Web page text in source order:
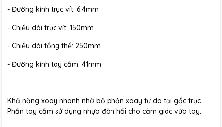
- Đường kính trục vít: 6.4mm
- Chiều dài trục vít: 150mm
- Chiều dài tổng thể: 250mm
- Đường kính tay cầm: 41mm
Khả năng xoay nhanh nhờ bộ phận xoay tự do tại gốc trục.
Phần tay cầm sử dụng nhựa đàn hồi cho cảm giác vừa tay.